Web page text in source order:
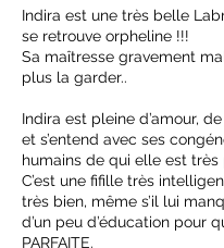
Indira est une très belle
se retrouve orpheline !!!
Sa maîtresse gravement
plus la garder..
Indira est pleine d’amour,
et s’entend avec ses
humains de qui elle est très
C’est une fifille très
très bien, même s’il lui
d’un peu d’éducation pour
PARFAITE.